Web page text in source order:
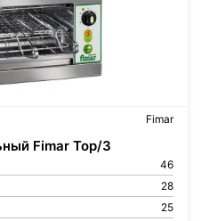
Fimar
Fimar Top/3
46
28
25